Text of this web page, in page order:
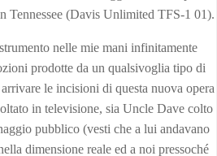
Tennessee (Davis Unlimited TFS-1 01).
nelle mie mani infinitamente
prodotte da un qualsivoglia tipo di
le incisioni di questa nuova opera
in televisione, sia Uncle Dave colto
pubblico (vesti che a lui andavano
dimensione reale ed a noi pressoché